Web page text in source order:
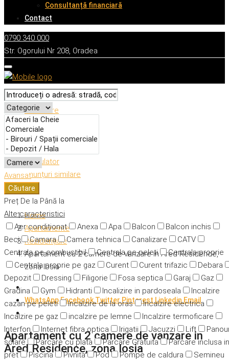
Consultanță financiară
Contact
0790 340 000
Str. Ogorului Nr 208, Oradea
Avansat
Căutare
Preț De la Până la
Alte caracteristici
Aer condiționat
Anexa Apa Balcon
Balcon inchis
Beci
Camara Camera tehnica Canalizare
CATV
Centrala pe combustibil
Centrala pe peleti
Centrala proprie
Centrala proprie pe gaz
Curent Curent trifazic
Debara
Depozit
Dressing Filigorie Fosa septica Garaj
Gaz
Gradina
Gym Hidranti Incalizire in pardoseala
Incalzire
cazan pe peleti
Incalzire de la oras
Incalzire electrica
Incalzire pe gaz
incalzire pe lemne
Incalzire termoficare
Interfon
Internet fibra optica Irigatii Jacuzzi Lift
solare
Parcare cu plata Parcare Gratuita
Parcare inclusa in
pret
Piscina Pivnita Pod Pompe de caldura
Semineu
Descriere
Caracteristici
Adresă
Detalii
Calculator
Anunțuri similare
Home
Apartamente
Rezidențiale
Apartament cu 2 camere de vanzare in Ared Residence,
zona Iosia
WhatsAppFacebook Twitter Pinterest Linkedin Email
Apartament cu 2 camere de vanzare in
Ared Residence, zona Iosia